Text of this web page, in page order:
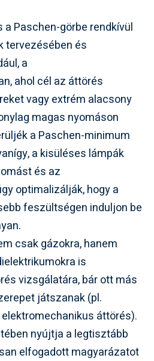
Paschen-görbe rendkívül
tervezésében és
a
ahol cél az áttörés
vagy extrém alacsony
magas nyomáson
a Paschen-minimum
a kisüléses lámpák
és az
optimalizálják, hogy a
feszültségen induljon be
csak gázokra, hanem
is
vizsgálatára, bár ott más
játszanak (pl.
áttörés).
nyújtja a legtisztább
elfogadott magyarázatot